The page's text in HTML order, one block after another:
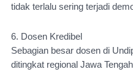
tidak terlalu sering terjadi
6. Dosen Kredibel
Sebagian besar dosen di
ditingkat regional Jawa